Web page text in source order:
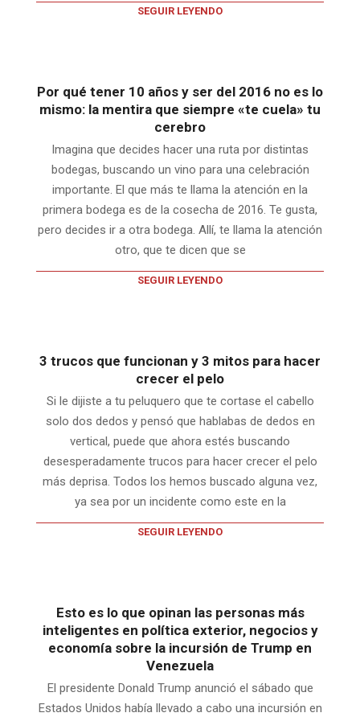
SEGUIR LEYENDO
Por qué tener 10 años y ser del 2016 no es lo
mismo: la mentira que siempre «te cuela» tu
cerebro
Imagina que decides hacer una ruta por distintas
bodegas, buscando un vino para una celebración
importante. El que más te llama la atención en la
primera bodega es de la cosecha de 2016. Te gusta,
pero decides ir a otra bodega. Allí, te llama la atención
otro, que te dicen que se
SEGUIR LEYENDO
3 trucos que funcionan y 3 mitos para hacer
crecer el pelo
Si le dijiste a tu peluquero que te cortase el cabello
solo dos dedos y pensó que hablabas de dedos en
vertical, puede que ahora estés buscando
desesperadamente trucos para hacer crecer el pelo
más deprisa. Todos los hemos buscado alguna vez,
ya sea por un incidente como este en la
SEGUIR LEYENDO
Esto es lo que opinan las personas más
inteligentes en política exterior, negocios y
economía sobre la incursión de Trump en
Venezuela
El presidente Donald Trump anunció el sábado que
Estados Unidos había llevado a cabo una incursión en